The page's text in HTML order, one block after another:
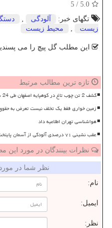
5.0
/
5
تگهای خبر:
آلودگی ,
زیست
, محیط زیست
این مطلب گل پیچ را می
تازه ترین مطالب مرتبط
کشف 2 تن چوب تاغ در کوهپایه اصفهان طی 24 ساعت اخیر 8 نفر دستگیر شدند
زمین خواری فقط یک تخلف نیست تعرض به
هواشناسی تهران اطلاعیه داد
عقب نشینی ۷۱ درصدی آلودگی از آسمان پایتخت تهران ۱۴۰۵ در راه تنفس
نظرات بینندگان در مورد این
نظر شما در
نام:
ایمیل:
نظر: